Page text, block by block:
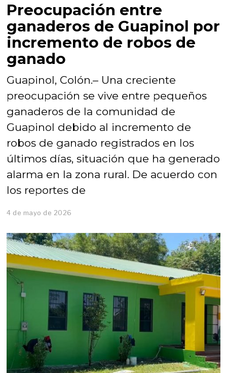
Preocupación entre
ganaderos de Guapinol por
incremento de robos de
ganado
Guapinol, Colón.– Una creciente
preocupación se vive entre pequeños
ganaderos de la comunidad de
Guapinol debido al incremento de
robos de ganado registrados en los
últimos días, situación que ha generado
alarma en la zona rural. De acuerdo con
los reportes de
4 de mayo de 2026